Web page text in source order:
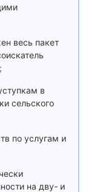
весь пакет
в
сельского
по услугам и
на дву- и